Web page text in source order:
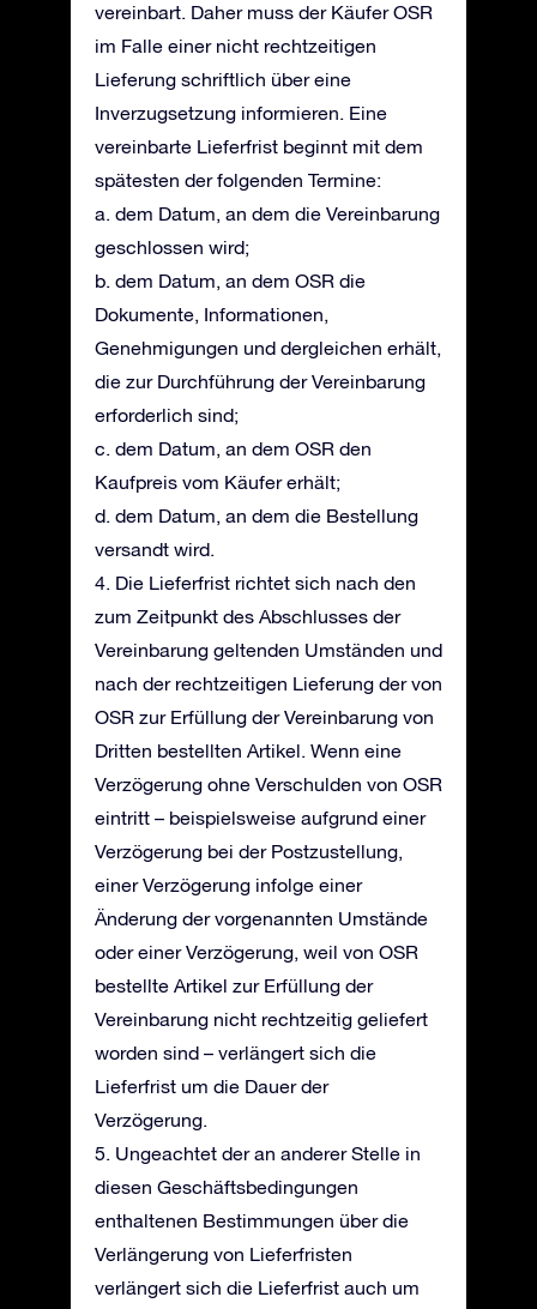
vereinbart. Daher muss der Käufer OSR
im Falle einer nicht rechtzeitigen
Lieferung schriftlich über eine
Inverzugsetzung informieren. Eine
vereinbarte Lieferfrist beginnt mit dem
spätesten der folgenden Termine:
a. dem Datum, an dem die Vereinbarung
geschlossen wird;
b. dem Datum, an dem OSR die
Dokumente, Informationen,
Genehmigungen und dergleichen erhält,
die zur Durchführung der Vereinbarung
erforderlich sind;
c. dem Datum, an dem OSR den
Kaufpreis vom Käufer erhält;
d. dem Datum, an dem die Bestellung
versandt wird.
4. Die Lieferfrist richtet sich nach den
zum Zeitpunkt des Abschlusses der
Vereinbarung geltenden Umständen und
nach der rechtzeitigen Lieferung der von
OSR zur Erfüllung der Vereinbarung von
Dritten bestellten Artikel. Wenn eine
Verzögerung ohne Verschulden von OSR
eintritt – beispielsweise aufgrund einer
Verzögerung bei der Postzustellung,
einer Verzögerung infolge einer
Änderung der vorgenannten Umstände
oder einer Verzögerung, weil von OSR
bestellte Artikel zur Erfüllung der
Vereinbarung nicht rechtzeitig geliefert
worden sind – verlängert sich die
Lieferfrist um die Dauer der
Verzögerung.
5. Ungeachtet der an anderer Stelle in
diesen Geschäftsbedingungen
enthaltenen Bestimmungen über die
Verlängerung von Lieferfristen
verlängert sich die Lieferfrist auch um